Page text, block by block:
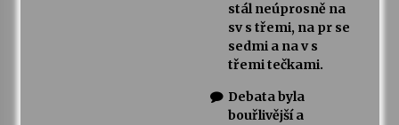
stál neúprosně na
sv s třemi, na pr se
sedmi a na v s
třemi tečkami.
Debata byla
bouřlivější a